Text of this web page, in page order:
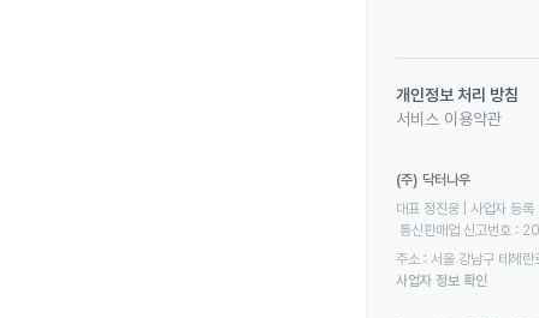
개인정보 처리 방침
서비스 이용약관
(주) 닥터나우
대표 정진웅 | 사업자
통신판매업 신고번호
주소 : 서울 강남구 테헤
사업자 정보 확인